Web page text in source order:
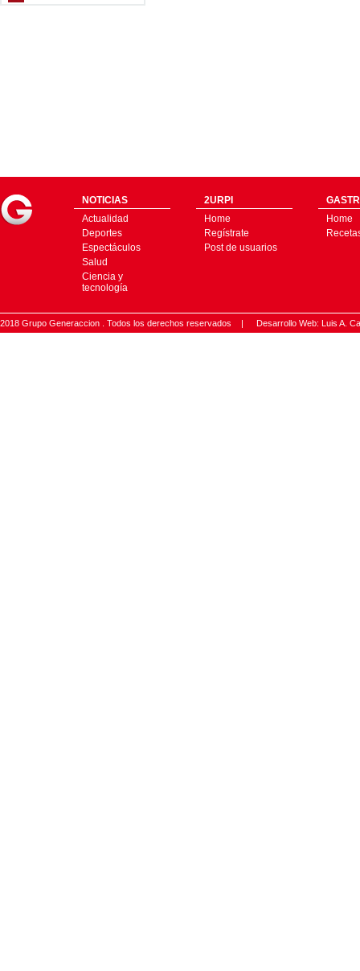
NOTICIAS
Actualidad
Deportes
Espectáculos
Salud
Ciencia y
tecnología
2URPI
Home
Regístrate
Post de usuarios
Home
2018 Grupo Generaccion . Todos los derechos reservados | Desarrollo Web: Luis